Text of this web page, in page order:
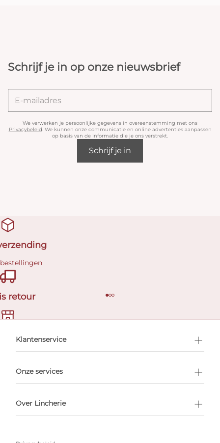
Schrijf je in op onze nieuwsbrief
We verwerken je persoonlijke gegevens in overeenstemming met ons
Privacybeleid. We kunnen onze communicatie en online advertenties aanpassen
op basis van de informatie die je ons verstrekt.
Schrijf je in
retour
afspraak
Klantenservice
Onze services
Over Lincherie